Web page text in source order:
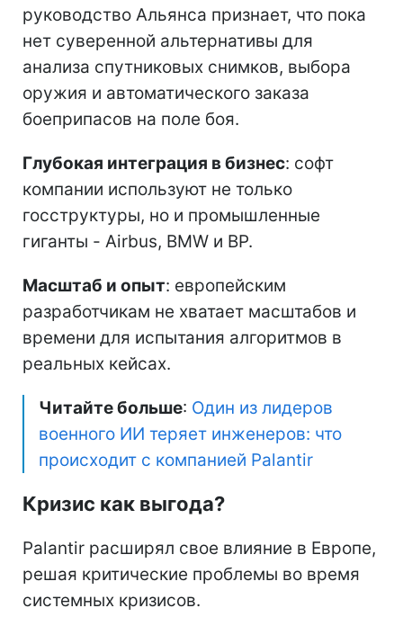
руководство Альянса признает, что пока
нет суверенной альтернативы для
анализа спутниковых снимков, выбора
оружия и автоматического заказа
боеприпасов на поле боя.
Глубокая интеграция в бизнес: софт
компании используют не только
госструктуры, но и промышленные
гиганты - Airbus, BMW и BP.
Масштаб и опыт: европейским
разработчикам не хватает масштабов и
времени для испытания алгоритмов в
реальных кейсах.
Читайте больше: Один из лидеров
военного ИИ теряет инженеров: что
происходит с компанией Palantir
Кризис как выгода?
Palantir расширял свое влияние в Европе,
решая критические проблемы во время
системных кризисов.